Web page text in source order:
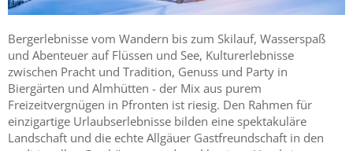
Bergerlebnisse vom Wandern bis zum Skilauf, Wasserspaß
und Abenteuer auf Flüssen und See, Kulturerlebnisse
zwischen Pracht und Tradition, Genuss und Party in
Biergärten und Almhütten - der Mix aus purem
Freizeitvergnügen in Pfronten ist riesig. Den Rahmen für
einzigartige Urlaubserlebnisse bilden eine spektakuläre
Landschaft und die echte Allgäuer Gastfreundschaft in den